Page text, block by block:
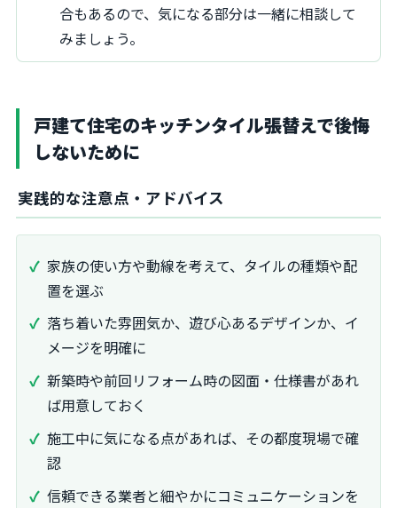
合もあるので、気になる部分は一緒に相談して
みましょう。
戸建て住宅のキッチンタイル張替えで後悔
しないために
実践的な注意点・アドバイス
家族の使い方や動線を考えて、タイルの種類や配
置を選ぶ
落ち着いた雰囲気か、遊び心あるデザインか、イ
メージを明確に
新築時や前回リフォーム時の図面・仕様書があれ
ば用意しておく
施工中に気になる点があれば、その都度現場で確
認
信頼できる業者と細やかにコミュニケーションを